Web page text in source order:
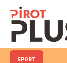
SPORT